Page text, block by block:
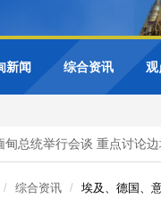
新闻 综合资讯 观
总统举行会谈 重点讨论边
综合资讯 埃及、德国、